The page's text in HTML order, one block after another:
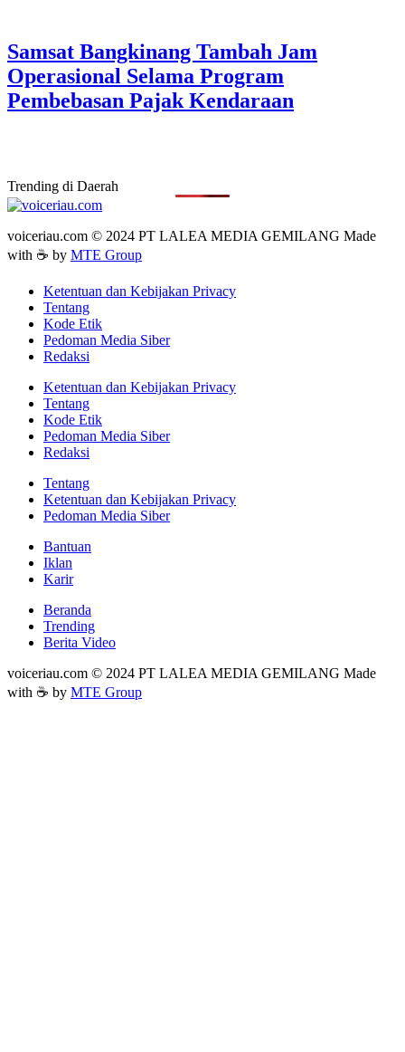
Samsat Bangkinang Tambah Jam
Operasional Selama Program
Pembebasan Pajak Kendaraan
Trending di Daerah
voiceriau.com © 2024 PT LALEA MEDIA GEMILANG Made
with ☕ by MTE Group
Ketentuan dan Kebijakan Privacy
Tentang
Kode Etik
Pedoman Media Siber
Redaksi
Ketentuan dan Kebijakan Privacy
Tentang
Kode Etik
Pedoman Media Siber
Redaksi
Tentang
Ketentuan dan Kebijakan Privacy
Pedoman Media Siber
Bantuan
Iklan
Karir
Beranda
Trending
Berita Video
voiceriau.com © 2024 PT LALEA MEDIA GEMILANG Made
with ☕ by MTE Group